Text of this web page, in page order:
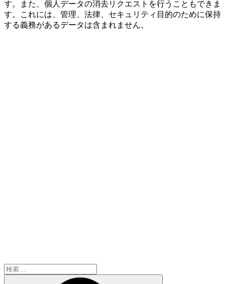
す。また、個人データの消去リクエストを行うこともできま
す。これには、管理、法律、セキュリティ目的のために保持
する義務があるデータは含まれません。
検
索: